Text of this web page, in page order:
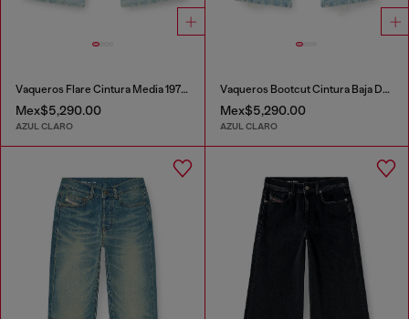
Vaqueros Flare Cintura Media 1978 D-Akemi
Mex$5,290.00
AZUL CLARO
Vaqueros Bootcut Cintura Baja D-Hush
Mex$5,290.00
AZUL CLARO